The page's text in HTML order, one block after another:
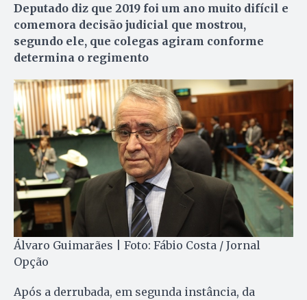
Deputado diz que 2019 foi um ano muito difícil e
comemora decisão judicial que mostrou,
segundo ele, que colegas agiram conforme
determina o regimento
Álvaro Guimarães | Foto: Fábio Costa / Jornal
Opção
Após a derrubada, em segunda instância, da